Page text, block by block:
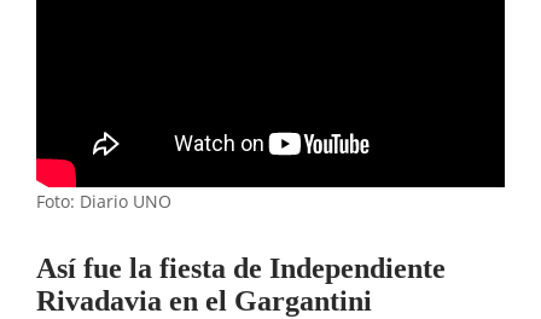
Foto: Diario UNO
Así fue la fiesta de Independiente
Rivadavia en el Gargantini